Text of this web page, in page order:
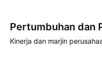
Pertumbuhan dan
Kinerja dan marjin